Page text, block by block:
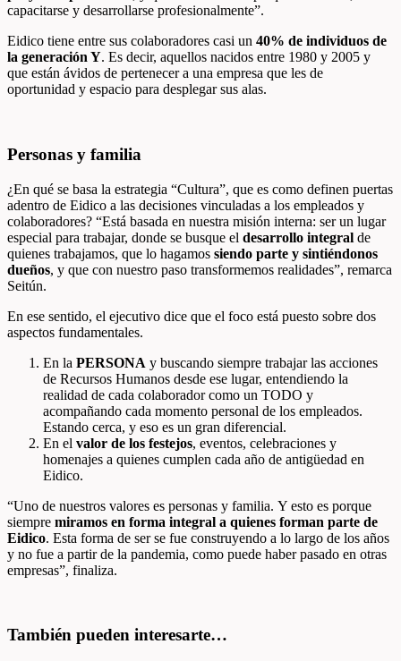
capacitarse y desarrollarse profesionalmente”.
Eidico tiene entre sus colaboradores casi un 40% de individuos de
la generación Y. Es decir, aquellos nacidos entre 1980 y 2005 y
que están ávidos de pertenecer a una empresa que les de
oportunidad y espacio para desplegar sus alas.
Personas y familia
¿En qué se basa la estrategia “Cultura”, que es como definen puertas
adentro de Eidico a las decisiones vinculadas a los empleados y
colaboradores? “Está basada en nuestra misión interna: ser un lugar
especial para trabajar, donde se busque el desarrollo integral de
quienes trabajamos, que lo hagamos siendo parte y sintiéndonos
dueños, y que con nuestro paso transformemos realidades”, remarca
Seitún.
En ese sentido, el ejecutivo dice que el foco está puesto sobre dos
aspectos fundamentales.
En la PERSONA y buscando siempre trabajar las acciones
de Recursos Humanos desde ese lugar, entendiendo la
realidad de cada colaborador como un TODO y
acompañando cada momento personal de los empleados.
Estando cerca, y eso es un gran diferencial.
En el valor de los festejos, eventos, celebraciones y
homenajes a quienes cumplen cada año de antigüedad en
Eidico.
“Uno de nuestros valores es personas y familia. Y esto es porque
siempre miramos en forma integral a quienes forman parte de
Eidico. Esta forma de ser se fue construyendo a lo largo de los años
y no fue a partir de la pandemia, como puede haber pasado en otras
empresas”, finaliza.
También pueden interesarte…